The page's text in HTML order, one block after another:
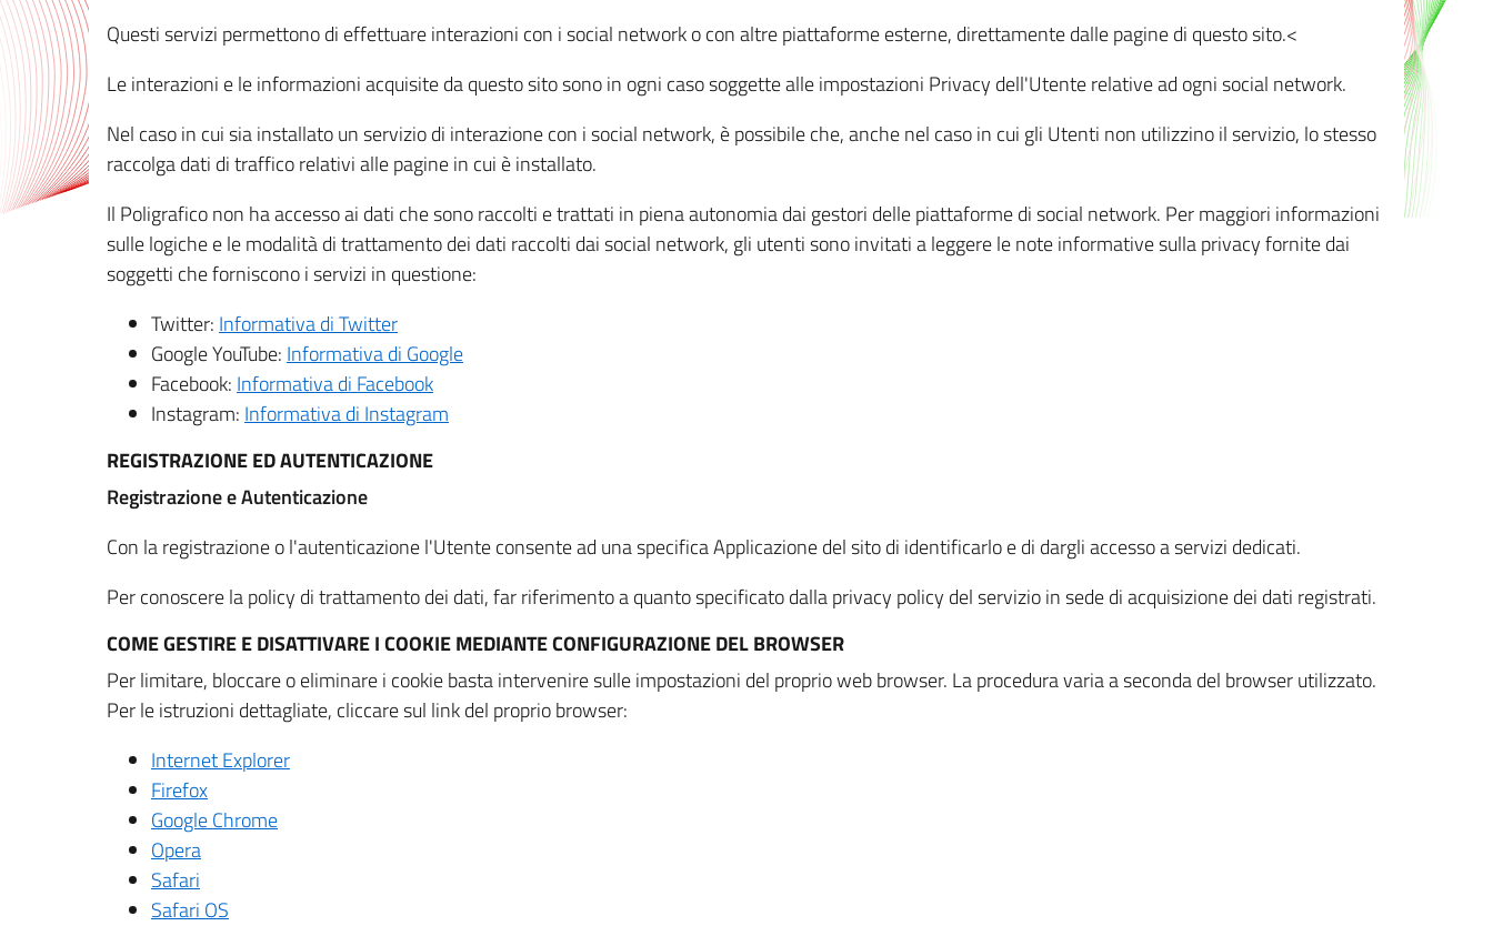
Questi servizi permettono di effettuare interazioni con i social network o con altre piattaforme esterne, direttamente dalle pagine di questo sito.<
Le interazioni e le informazioni acquisite da questo sito sono in ogni caso soggette alle impostazioni Privacy dell'Utente relative ad ogni social network.
Nel caso in cui sia installato un servizio di interazione con i social network, è possibile che, anche nel caso in cui gli Utenti non utilizzino il servizio, lo stesso
raccolga dati di traffico relativi alle pagine in cui è installato.
Il Poligrafico non ha accesso ai dati che sono raccolti e trattati in piena autonomia dai gestori delle piattaforme di social network. Per maggiori informazioni
sulle logiche e le modalità di trattamento dei dati raccolti dai social network, gli utenti sono invitati a leggere le note informative sulla privacy fornite dai
soggetti che forniscono i servizi in questione:
Twitter: Informativa di Twitter
Google YouTube: Informativa di Google
Facebook: Informativa di Facebook
Instagram: Informativa di Instagram
REGISTRAZIONE ED AUTENTICAZIONE
Registrazione e Autenticazione
Con la registrazione o l'autenticazione l'Utente consente ad una specifica Applicazione del sito di identificarlo e di dargli accesso a servizi dedicati.
Per conoscere la policy di trattamento dei dati, far riferimento a quanto specificato dalla privacy policy del servizio in sede di acquisizione dei dati registrati.
COME GESTIRE E DISATTIVARE I COOKIE MEDIANTE CONFIGURAZIONE DEL BROWSER
Per limitare, bloccare o eliminare i cookie basta intervenire sulle impostazioni del proprio web browser. La procedura varia a seconda del browser utilizzato.
Per le istruzioni dettagliate, cliccare sul link del proprio browser:
Internet Explorer
Firefox
Google Chrome
Opera
Safari
Safari OS